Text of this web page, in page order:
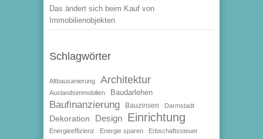
Das ändert sich beim Kauf von
Immobilienobjekten
Schlagwörter
Altbausanierung Architektur
Auslandsimmobilien Baudarlehen
Baufinanzierung Bauzinsen Darmstadt
Dekoration Design Einrichtung
Energieeffizienz Energie sparen Erbschaftssteuer